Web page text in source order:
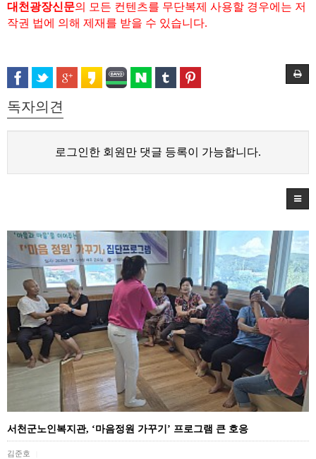
대천광장신문의 모든 컨텐츠를 무단복제 사용할 경우에는 저
작권 법에 의해 제재를 받을 수 있습니다.
독자의견
로그인한 회원만 댓글 등록이 가능합니다.
서천군노인복지관, ‘마음정원 가꾸기’ 프로그램 큰 호응
김준호